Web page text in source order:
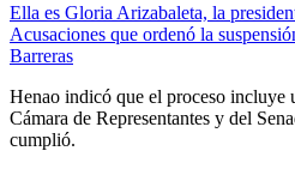
Ella es Gloria Arizabaleta, la
Acusaciones que ordenó la
Barreras
Henao indicó que el proceso incluye
Cámara de Representantes y del
cumplió.